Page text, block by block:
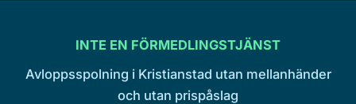
INTE EN FÖRMEDLINGSTJÄNST
Avloppsspolning i Kristianstad utan mellanhänder
och utan prispåslag